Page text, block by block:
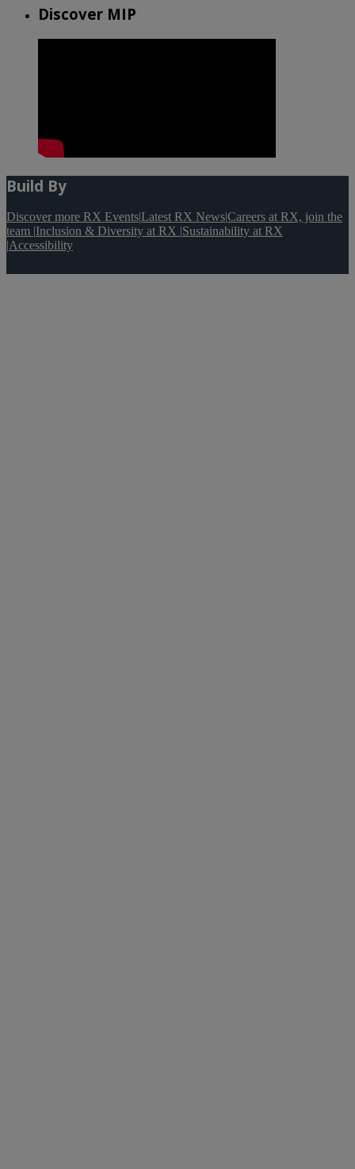
Discover MIP
Build By
Discover more RX Events|Latest RX News|Careers at RX, join the
team |Inclusion & Diversity at RX |Sustainability at RX
|Accessibility